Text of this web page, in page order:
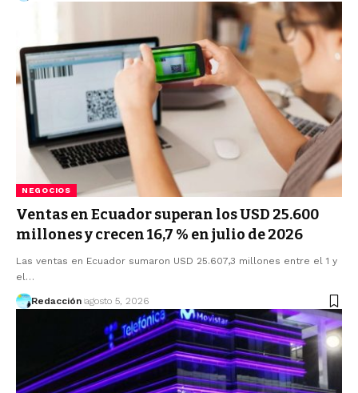
NEGOCIOS
Ventas en Ecuador superan los USD 25.600
millones y crecen 16,7 % en julio de 2026
Las ventas en Ecuador sumaron USD 25.607,3 millones entre el 1 y
el…
Redacción agosto 5, 2026